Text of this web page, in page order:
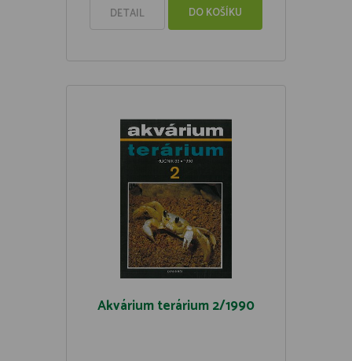
DETAIL DO KOŠÍKU
Akvárium terárium 2/1990